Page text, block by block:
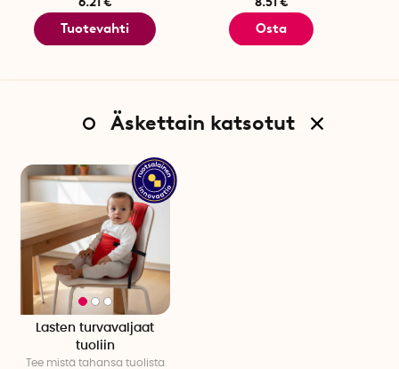
Tuotevahti Osta
Äskettain katsotut
Lasten turvavaljaat
tuoliin
Tee mistä tahansa tuolista